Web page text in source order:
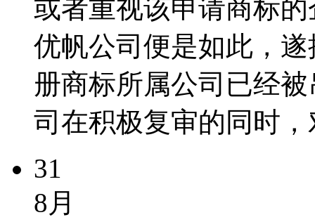
或者重视该申请商标
优帆公司便是如此，
册商标所属公司已经
司在积极复审的同时
31
8月